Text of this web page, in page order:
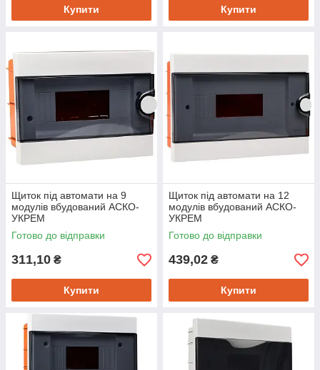
Купити Купити
Щиток під автомати на 9
модулів вбудований АСКО-
УКРЕМ
Готово до відправки
311,10 ₴
Купити
Щиток під автомати на 12
модулів вбудований АСКО-
УКРЕМ
Готово до відправки
439,02 ₴
Купити